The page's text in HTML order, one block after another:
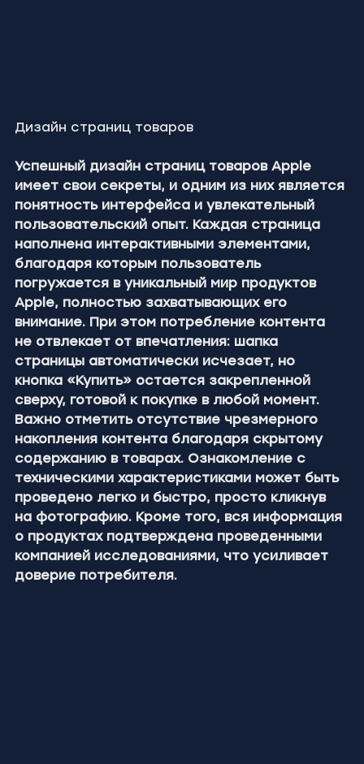
Дизайн страниц товаров
Успешный дизайн страниц товаров Apple
имеет свои секреты, и одним из них является
понятность интерфейса и увлекательный
пользовательский опыт. Каждая страница
наполнена интерактивными элементами,
благодаря которым пользователь
погружается в уникальный мир продуктов
Apple, полностью захватывающих его
внимание. При этом потребление контента
не отвлекает от впечатления: шапка
страницы автоматически исчезает, но
кнопка «Купить» остается закрепленной
сверху, готовой к покупке в любой момент.
Важно отметить отсутствие чрезмерного
накопления контента благодаря скрытому
содержанию в товарах. Ознакомление с
техническими характеристиками может быть
проведено легко и быстро, просто кликнув
на фотографию. Кроме того, вся информация
о продуктах подтверждена проведенными
компанией исследованиями, что усиливает
доверие потребителя.